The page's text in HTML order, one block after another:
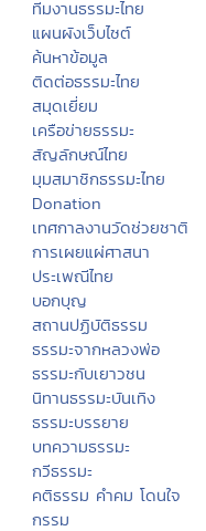
ทีมงานธรรมะไทย
แผนผังเว็บไซต์
ค้นหาข้อมูล
ติดต่อธรรมะไทย
สมุดเยี่ยม
เครือข่ายธรรมะ
สัญลักษณ์ไทย
มุมสมาชิกธรรมะไทย
Donation
เทศกาลงานวัดช่วยชาติ
การเผยแผ่ศาสนา
ประเพณีไทย
บอกบุญ
สถานปฏิบัติธรรม
ธรรมะจากหลวงพ่อ
ธรรมะกับเยาวชน
นิทานธรรมะบันเทิง
ธรรมะบรรยาย
บทความธรรมะ
กวีธรรมะ
คติธรรม คำคม โดนใจ
กรรม